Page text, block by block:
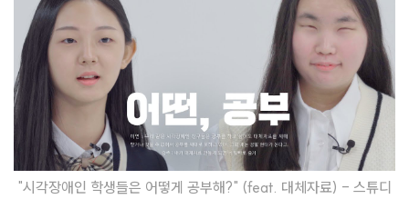
"시각장애인 학생들은 어떻게 공부해?" (feat. 대체자료) - 스튜디